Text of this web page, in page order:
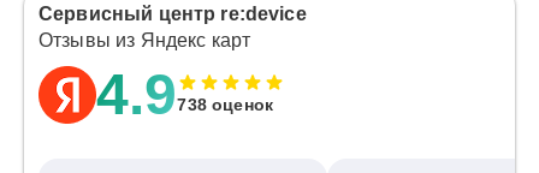
Сервисный центр re:device
Отзывы из Яндекс карт
4.9738 оценок